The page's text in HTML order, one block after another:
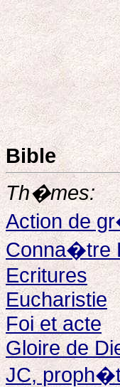
Bible
Th�mes:
Action de
Conna�tre
Ecritures
Eucharistie
Foi et acte
Gloire de
JC,